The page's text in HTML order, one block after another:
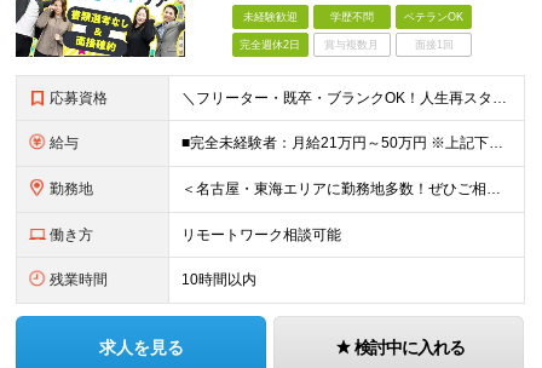
未経験歓迎 学歴不問 ベテランOK
完全週休2日 賞与複数月 面接1回
応募資格 ＼フリーター・既卒・ブランクOK！人生再スタートを応援します／ 【学歴・経験不問】 ・未経験OK ・IT業界未経験OK ・第二新卒歓迎 ・社会人経験が浅い方も歓迎 ・異業種からの転職歓迎 【下記の方
給与 ■完全未経験者：月給21万円～50万円 ※上記下限金額は最低保証額 ※経験・スキルに応じて優遇 ※残業代は別途支給
勤務地 ＜名古屋・東海エリアに勤務地多数！ぜひご相談ください＞ 【転勤なし】本社および東海エリアの業務先 本社／愛知県名古屋市中村区名駅 ※敷地内全面禁煙
働き方 リモートワーク相談可能
残業時間 10時間以内
求人を見る 検討中に入れる